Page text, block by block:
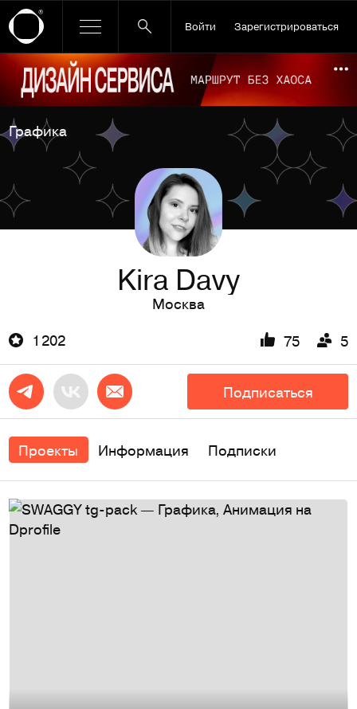
Войти Зарегистрироваться
Ссылка баннера
Графика
Kira Davy
Москва
1 202
75 5
Подписаться
Проекты Информация Подписки